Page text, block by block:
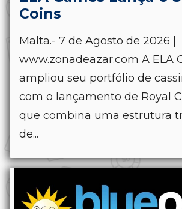
Coins
Malta.- 7 de Agosto de 2026 |
www.zonadeazar.com A ELA
ampliou seu portfólio de
com o lançamento de Royal
que combina uma estrutura
de...